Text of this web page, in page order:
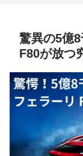
驚異の5億
F80が放つ